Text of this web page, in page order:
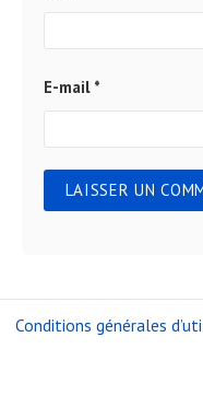
E-mail *
Conditions générales